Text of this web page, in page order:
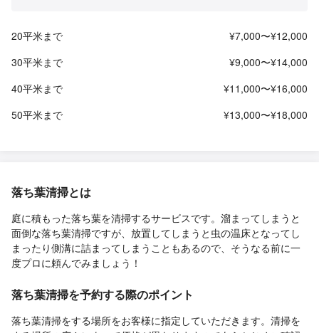
20平米まで
¥7,000〜¥12,000
30平米まで
¥9,000〜¥14,000
40平米まで
¥11,000〜¥16,000
50平米まで
¥13,000〜¥18,000
落ち葉清掃とは
庭に積もった落ち葉を清掃するサービスです。溜まってしまうと
面倒な落ち葉清掃ですが、放置してしまうと虫の温床となってし
まったり側溝に詰まってしまうこともあるので、そうなる前に一
度プロに頼んでみましょう！
落ち葉清掃を予約する際のポイント
落ち葉清掃をする場所をお客様に指定していただきます。清掃を